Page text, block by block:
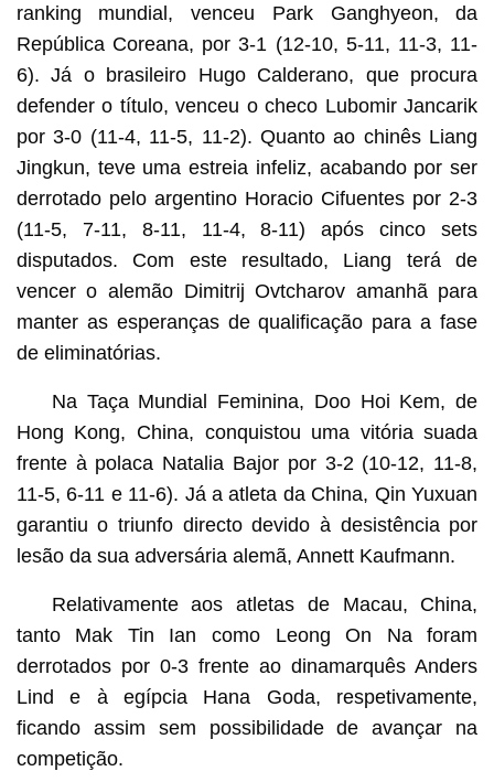
ranking mundial, venceu Park Ganghyeon, da
República Coreana, por 3-1 (12-10, 5-11, 11-3, 11-
6). Já o brasileiro Hugo Calderano, que procura
defender o título, venceu o checo Lubomir Jancarik
por 3-0 (11-4, 11-5, 11-2). Quanto ao chinês Liang
Jingkun, teve uma estreia infeliz, acabando por ser
derrotado pelo argentino Horacio Cifuentes por 2-3
(11-5, 7-11, 8-11, 11-4, 8-11) após cinco sets
disputados. Com este resultado, Liang terá de
vencer o alemão Dimitrij Ovtcharov amanhã para
manter as esperanças de qualificação para a fase
de eliminatórias.
Na Taça Mundial Feminina, Doo Hoi Kem, de
Hong Kong, China, conquistou uma vitória suada
frente à polaca Natalia Bajor por 3-2 (10-12, 11-8,
11-5, 6-11 e 11-6). Já a atleta da China, Qin Yuxuan
garantiu o triunfo directo devido à desistência por
lesão da sua adversária alemã, Annett Kaufmann.
Relativamente aos atletas de Macau, China,
tanto Mak Tin Ian como Leong On Na foram
derrotados por 0-3 frente ao dinamarquês Anders
Lind e à egípcia Hana Goda, respetivamente,
ficando assim sem possibilidade de avançar na
competição.